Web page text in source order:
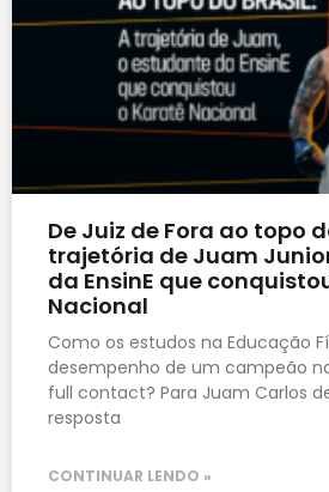
De Juiz de Fora ao topo
trajetória de Juam
da EnsinE que
Nacional
Como os estudos na Educação
desempenho de um campeão
full contact? Para Juam Carlos
resposta
CONTINUAR LENDO »